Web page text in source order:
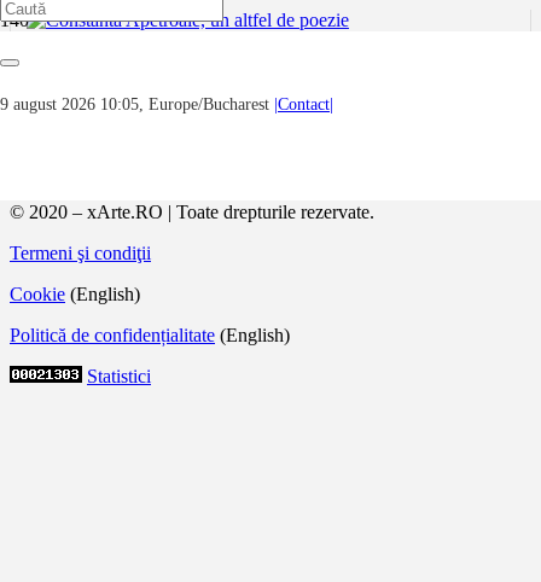
9 august 2026 10:05, Europe/Bucharest |Contact|
Mai multe volume de versuri aduc în atenţie numele Constanţei
© 2020 – xArte.RO | Toate drepturile rezervate.
Termeni şi condiţii
Cookie (English)
Politică de confidențialitate (English)
Statistici